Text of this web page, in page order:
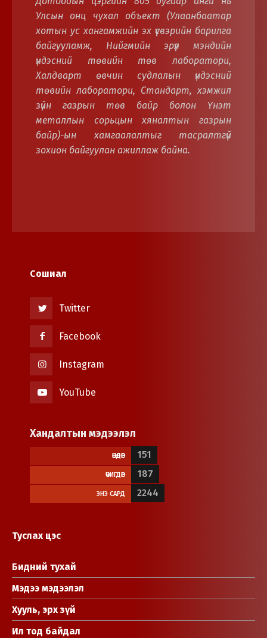
Улсын онц чухал объект (Улаанбаатар
хотын ус хангамжийн эх үүсвэрийн барилга
байгууламж, Нийгмийн эрүүл мэндийн
үндэсний төвийн төв лаборатори,
Халдварт өвчин судлалын үндэсний
төвийн лаборатори, Стандарт, хэмжил
зүйн газрын төв байр болон Үнэт
металлын сорьцын хяналтын газрын
байр)-ын хамгаалалтыг тасралтгүй
зохион байгуулан ажиллаж байна.
Сошиал
Twitter
Facebook
Instagram
YouTube
Хандалтын мэдээлэл
ӨНӨӨДӨР 151
ӨЧИГДӨР 187
ЭНЭ САРД 2244
Туслах цэс
Бидний тухай
Мэдээ мэдээлэл
Хууль, эрх зүй
Ил тод байдал